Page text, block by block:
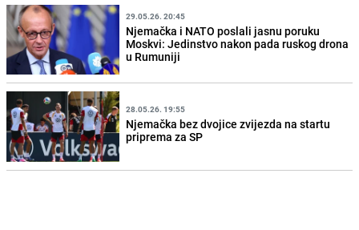
29.05.26. 20:45
Njemačka i NATO poslali jasnu poruku
Moskvi: Jedinstvo nakon pada ruskog drona
u Rumuniji
28.05.26. 19:55
Njemačka bez dvojice zvijezda na startu
priprema za SP